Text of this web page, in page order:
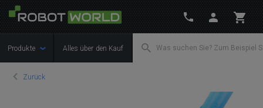
Produkte Alles über den Kauf
Zurück